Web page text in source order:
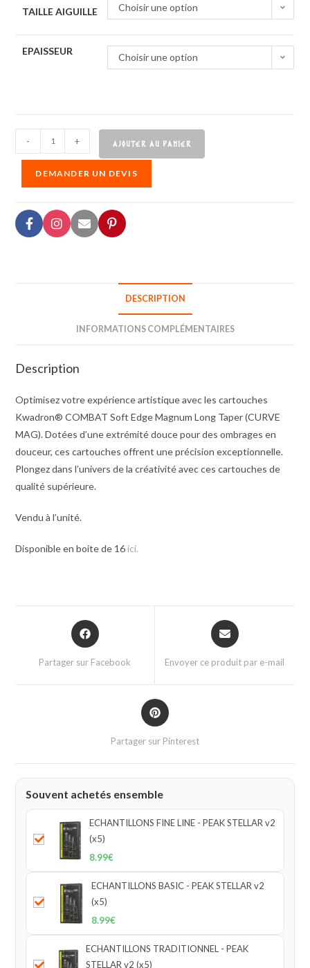
TAILLE AIGUILLE Choisir une option
EPAISSEUR
Choisir une option
- + AJOUTER AU PANIER
DEMANDER UN DEVIS
DESCRIPTION
INFORMATIONS COMPLÉMENTAIRES
Description
Optimisez votre expérience artistique avec les cartouches
Kwadron® COMBAT Soft Edge Magnum Long Taper (CURVE
MAG). Dotées d’une extrémité douce pour des ombrages en
douceur, ces cartouches offrent une précision exceptionnelle.
Plongez dans l’univers de la créativité avec ces cartouches de
qualité supérieure.
Vendu à l’unité.
Disponible en boite de 16 ici.
Partager sur Facebook Envoyer ce produit par e-mail
Partager sur Pinterest
Souvent achetés ensemble
ECHANTILLONS FINE LINE - PEAK STELLAR v2
(x5)
8.99€
ECHANTILLONS BASIC - PEAK STELLAR v2
(x5)
8.99€
ECHANTILLONS TRADITIONNEL - PEAK
STELLAR v2 (x5)